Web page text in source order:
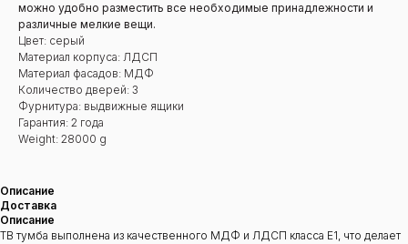
можно удобно разместить все необходимые принадлежности и
различные мелкие вещи.
Цвет: серый
Материал корпуса: ЛДСП
Материал фасадов: МДФ
Количество дверей: 3
Фурнитура: выдвижные ящики
Гарантия: 2 года
Weight: 28000 g
Описание
Доставка
Описание
ТВ тумба выполнена из качественного МДФ и ЛДСП класса Е1, что делает